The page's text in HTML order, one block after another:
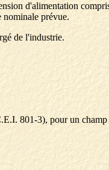
d'alimentation
nominale prévue.
de l'industrie.
801-3), pour un